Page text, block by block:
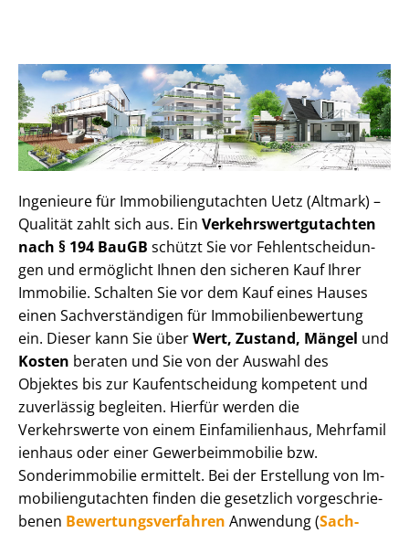
Ingenieure für Im­mo­bi­li­en­gut­ach­ten Uetz (Altmark) –
Qualität zahlt sich aus. Ein Ver­kehrs­wert­gut­ach­ten
nach § 194 BauGB schützt Sie vor Fehl­ent­schei­dun­
gen und ermöglicht Ihnen den sicheren Kauf Ihrer
Immobilie. Schalten Sie vor dem Kauf eines Hauses
einen Sach­ver­stän­di­gen für Im­mo­bi­li­en­be­wer­tung
ein. Dieser kann Sie überWert, Zustand, Mängel und
Kosten beraten und Sie von der Auswahl des
Objektes bis zur Kauf­ent­schei­dung kompetent und
zuverlässig begleiten. Hierfür werden die
Verkehrswerte von einem Einfamilienhaus, Mehr­fa­mi­l
i­en­haus oder einer Ge­wer­be­im­mo­bi­lie bzw.
Sonderimmobilie ermittelt. Bei der Erstellung von Im­
mo­bi­li­en­gut­ach­ten finden die gesetzlich vor­ge­schrie­
be­nen Be­wer­tungs­ver­fah­ren Anwendung (Sach­